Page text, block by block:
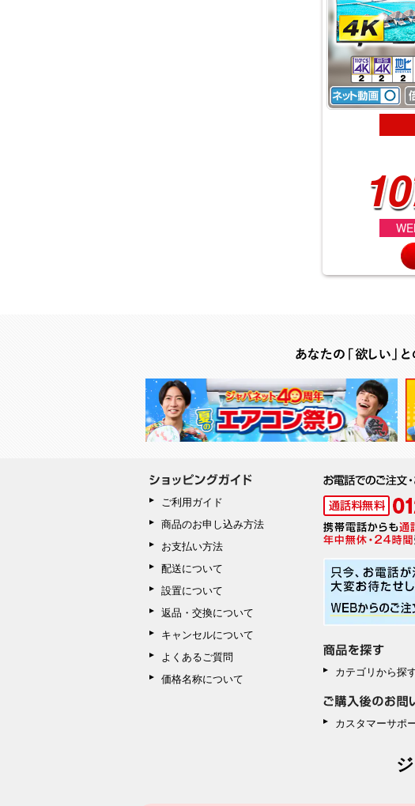
ご利用ガイド
商品のお申し込み方法
お支払い方法
配送について
設置について
返品・交換について
キャンセルについて
よくあるご質問
価格名称について
カテゴリから探
カスタマーサポ